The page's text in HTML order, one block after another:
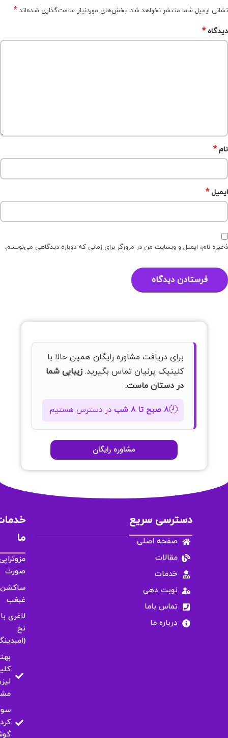
نشانی ایمیل شما منتشر نخواهد شد. بخش‌های موردنیاز علامت‌گذاری شده‌اند *
دیدگاه*
نام*
ایمیل*
ذخیره نام، ایمیل و وبسایت من در مرورگر برای زمانی که دوباره دیدگاهی می‌نویسم.
برای دریافت مشاوره رایگان همین حالا با
کلینیک پرنیان تماس بگیرید.زیبایی شما
در دستان ماست.
🕗۸ صبح تا ۸ شب در دسترس هستیم.
مشاوره رایگان
دسترسی سریع
صفحه اصلی
مقالات
خدمات
نوبت دهی
تماس باما
درباره ما
ما
صورت
ساکشن
غبغب
لاغری با
نخ